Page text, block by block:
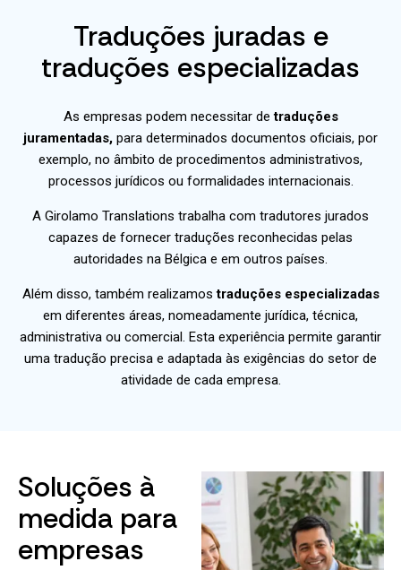
Traduções juradas e
traduções especializadas
As empresas podem necessitar detraduções
juramentadas, para determinados documentos oficiais, por
exemplo, no âmbito de procedimentos administrativos,
processos jurídicos ou formalidades internacionais.
A Girolamo Translations trabalha com tradutores jurados
capazes de fornecer traduções reconhecidas pelas
autoridades na Bélgica e em outros países.
Além disso, também realizamostraduções especializadas
em diferentes áreas, nomeadamente jurídica, técnica,
administrativa ou comercial. Esta experiência permite garantir
uma tradução precisa e adaptada às exigências do setor de
atividade de cada empresa.
Soluções à
medida para
empresas